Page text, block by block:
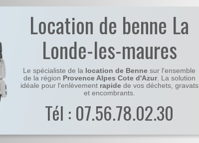
Location de benne La
Londe-les-maures
Le spécialiste de la location de Benne sur l'ensemble
de la région Provence Alpes Cote d'Azur. La solution
idéale pour l'enlèvement rapidede vos déchets, gravats
et encombrants.
Tél : 07.56.78.02.30